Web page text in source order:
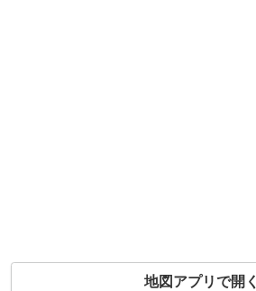
地図アプリで開く